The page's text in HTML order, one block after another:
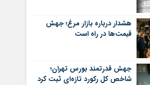
هشدار درباره بازار مرغ؛ جهش
قیمت‌ها در راه است
جهش قدرتمند بورس تهران؛
شاخص کل رکورد تازه‌ای ثبت کرد